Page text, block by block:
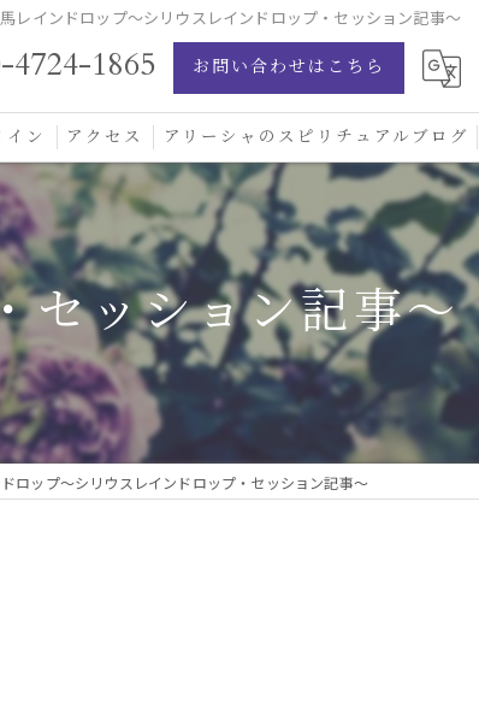
レインドロップ〜シリウスレインドロップ・セッション記事〜
4724-1865 お問い合わせはこちら
ン
ン愛の学校
インブレッシングカード
ー
アクセス アリーシャのスピリチュアルブログ
セッション記事〜
ロップ〜シリウスレインドロップ・セッション記事〜